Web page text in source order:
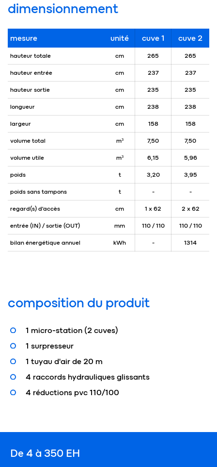
dimensionnement
mesure unité cuve 1 cuve 2
hauteur totale cm 265 265
hauteur entrée cm 237 237
hauteur sortie cm 235 235
longueur cm 238 238
largeur cm 158 158
volume total m³ 7,50 7,50
volume utile m³ 6,15 5,96
poids t 3,20 3,95
poids sans tampons t - -
regard(s) d'accès cm 1 x 62 2 x 62
entrée (IN) / sortie (OUT) mm 110 / 110 110 / 110
bilan énergétique annuel kWh - 1314
composition du produit
1 micro-station (2 cuves)
1 surpresseur
1 tuyau d'air de 20 m
4 raccords hydrauliques glissants
4 réductions pvc 110/100
De 4 à 350 EH